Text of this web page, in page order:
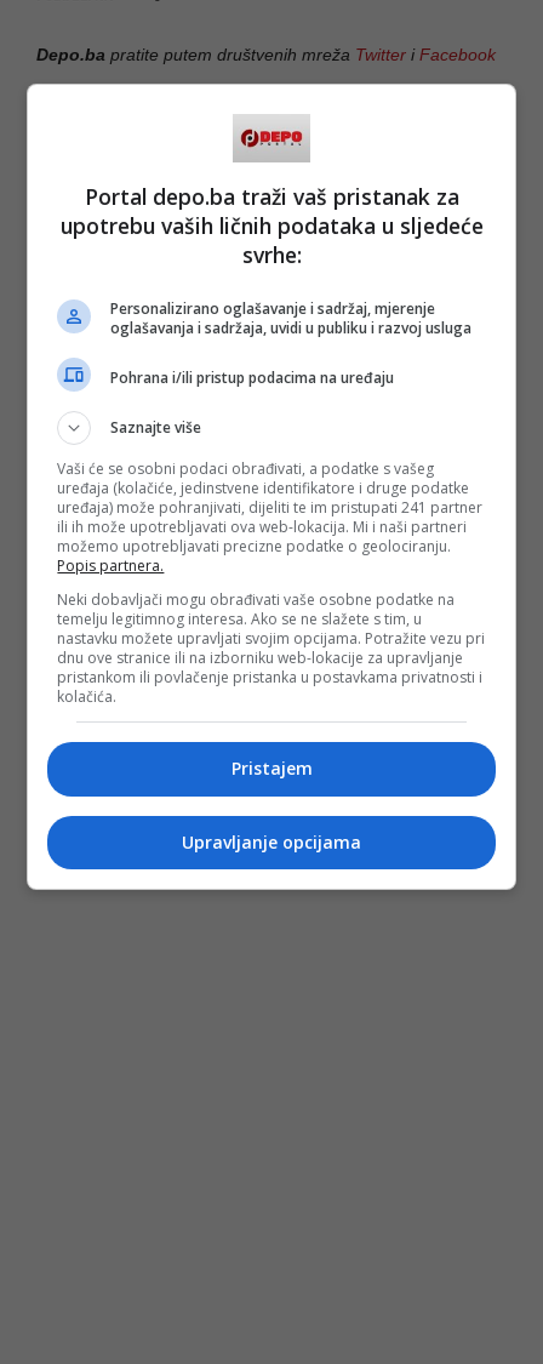
Depo.ba pratite putem društvenih mreža Twitter iFacebook
Portal depo.ba traži vaš pristanak za
upotrebu vaših ličnih podataka u sljedeće
svrhe:
Personalizirano oglašavanje i sadržaj, mjerenje
oglašavanja i sadržaja, uvidi u publiku i razvoj usluga
Pohrana i/ili pristup podacima na uređaju
Saznajte više
Vaši će se osobni podaci obrađivati, a podatke s vašeg
uređaja (kolačiće, jedinstvene identifikatore i druge podatke
uređaja) može pohranjivati, dijeliti te im pristupati 241 partner
ili ih može upotrebljavati ova web-lokacija. Mi i naši partneri
možemo upotrebljavati precizne podatke o geolociranju.
Popis partnera.
Neki dobavljači mogu obrađivati vaše osobne podatke na
temelju legitimnog interesa. Ako se ne slažete s tim, u
nastavku možete upravljati svojim opcijama. Potražite vezu pri
dnu ove stranice ili na izborniku web-lokacije za upravljanje
pristankom ili povlačenje pristanka u postavkama privatnosti i
kolačića.
Pristajem
Upravljanje opcijama